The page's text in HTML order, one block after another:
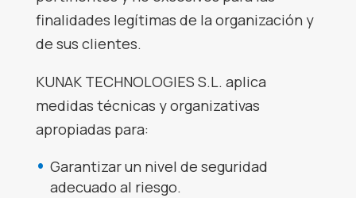
finalidades legítimas de la organización y
de sus clientes.
KUNAK TECHNOLOGIES S.L. aplica
medidas técnicas y organizativas
apropiadas para:
Garantizar un nivel de seguridad
adecuado al riesgo.